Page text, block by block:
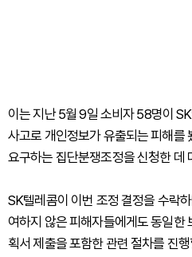
이는 지난 5월 9일 소비자 58명이
사고로 개인정보가 유출되는 피해를
요구하는 집단분쟁조정을 신청한 데
SK텔레콤이 이번 조정 결정을 수락
여하지 않은 피해자들에게도 동일한
획서 제출을 포함한 관련 절차를 진